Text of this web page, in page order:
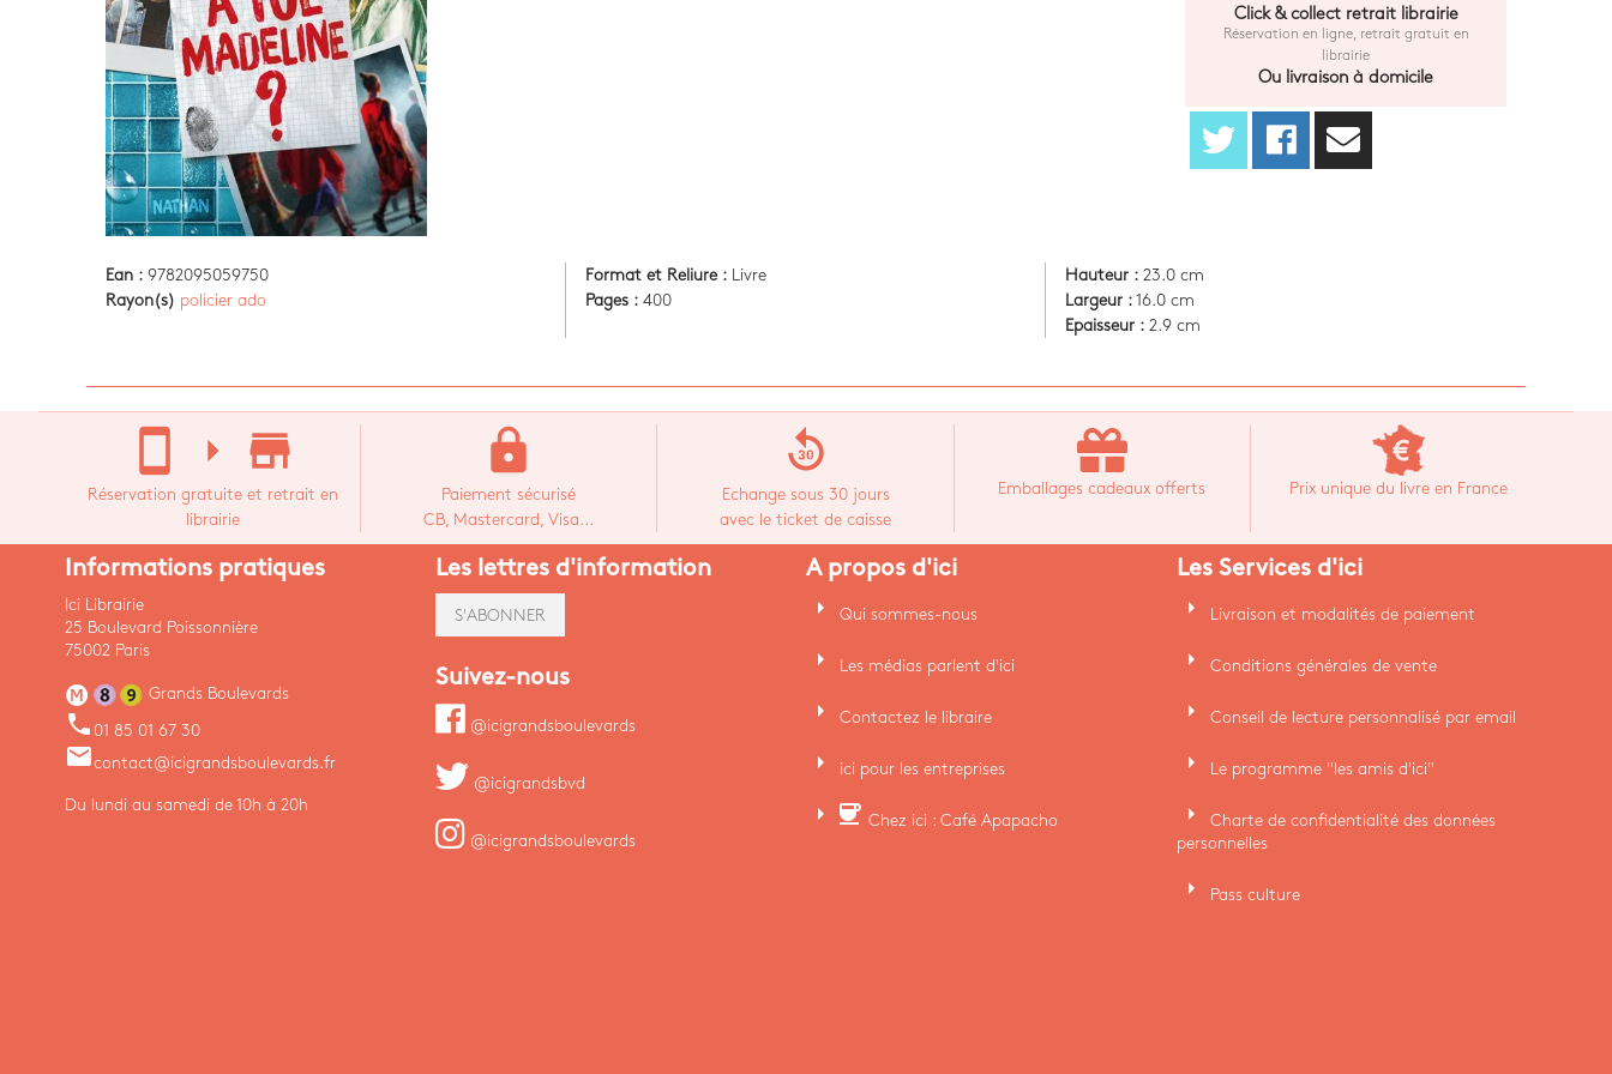
Click & collect retrait librairie
Réservation en ligne, retrait gratuit en
librairie
Ou livraison à domicile
Ean : 9782095059750
Rayon(s) policier ado
Format et Reliure :
Livre
Pages : 400
Hauteur : 23.0 cm
Largeur : 16.0 cm
Epaisseur : 2.9 cm
stay_current_portrait arrow_right store_mall_directory
Réservation gratuite et retrait en
librairie
lock
Paiement sécurisé
CB, Mastercard, Visa...
replay_30
Echange sous 30 jours
avec le ticket de caisse
Emballages cadeaux offerts Prix unique du livre en France
Informations pratiques
Ici Librairie
25 Boulevard Poissonnière
75002 Paris
Grands Boulevards
phone 01 85 01 67 30
emailcontact@icigrandsboulevards.fr
Du lundi au samedi de 10h à 20h
Les lettres d'information
S'ABONNER
Suivez-nous
@icigrandsboulevards
@icigrandsbvd
@icigrandsboulevards
A propos d'ici
arrow_right Qui sommes-nous
arrow_right Les médias parlent d'ici
arrow_right Contactez le libraire
arrow_right ici pour les entreprises
arrow_right coffee Chez ici : Café Apapacho
Les Services d'ici
arrow_right Livraison et modalités de paiement
arrow_right Conditions générales de vente
arrow_right Conseil de lecture personnalisé par email
arrow_right Le programme "les amis d'ici"
arrow_right
Charte de confidentialité des données
personnelles
arrow_right Pass culture